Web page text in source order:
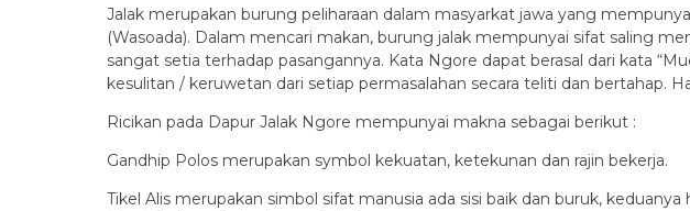
Jalak merupakan burung peliharaan dalam masyarkat jawa yang
(Wasoada). Dalam mencari makan, burung jalak mempunyai sifat saling
sangat setia terhadap pasangannya. Kata Ngore dapat berasal dari kata
kesulitan / keruwetan dari setiap permasalahan secara teliti dan bertahap.
Ricikan pada Dapur Jalak Ngore mempunyai makna sebagai berikut :
Gandhip Polos merupakan symbol kekuatan, ketekunan dan rajin bekerja.
Tikel Alis merupakan simbol sifat manusia ada sisi baik dan buruk,